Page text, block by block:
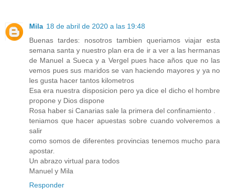
Mila 18 de abril de 2020 a las 19:48
Buenas tardes: nosotros tambien queriamos viajar esta
semana santa y nuestro plan era de ir a ver a las hermanas
de Manuel a Sueca y a Vergel pues hace años que no las
vemos pues sus maridos se van haciendo mayores y ya no
les gusta hacer tantos kilometros
Esa era nuestra disposicion pero ya dice el dicho el hombre
propone y Dios dispone
Rosa haber si Canarias sale la primera del confinamiento .
teniamos que hacer apuestas sobre cuando volveremos a
salir
como somos de diferentes provincias tenemos mucho para
apostar.
Un abrazo virtual para todos
Manuel y Mila
Responder